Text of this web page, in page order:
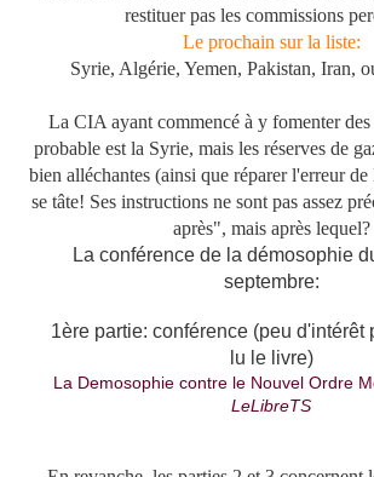
restituer pas les commissions
Le prochain sur la liste:
Syrie, Algérie, Yemen, Pakistan, Iran,
La CIA ayant commencé à y fomenter
probable est la Syrie, mais les réserves de
bien alléchantes (ainsi que réparer l'erreur
se tâte! Ses instructions ne sont pas assez
après", mais après lequel?
La conférence de la démosophie
septembre:
1ère partie: conférence (peu d'intérêt
lu le livre)
La Demosophie contre le Nouvel Ordre
LeLibreTS